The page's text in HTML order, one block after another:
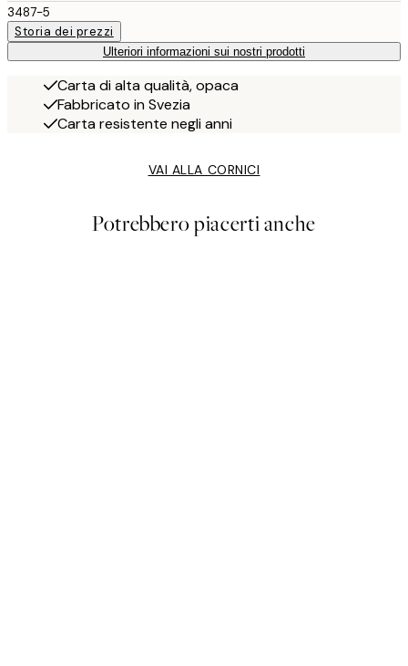
3487-5
Storia dei prezzi
Ulteriori informazioni sui nostri prodotti
Carta di alta qualità, opaca
Fabbricato in Svezia
Carta resistente negli anni
VAI ALLA CORNICI
Potrebbero piacerti anche